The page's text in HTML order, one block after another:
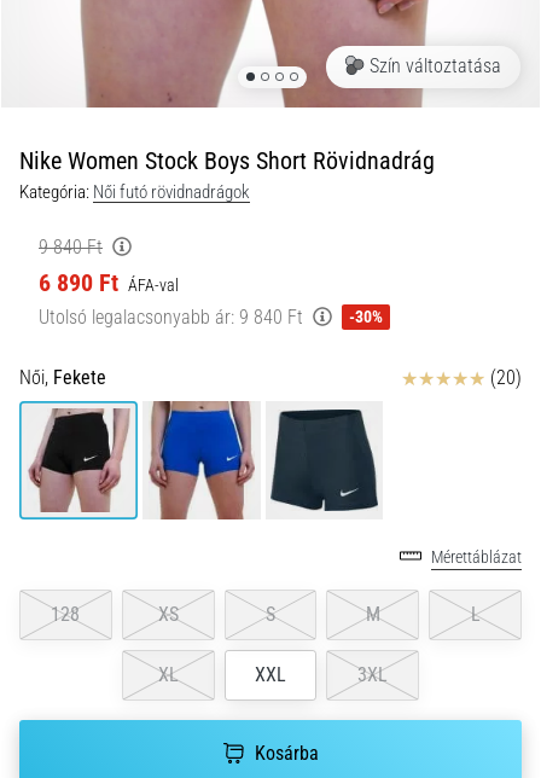
hogyan
végrehajtani
A
gyakorlatban
ingafutás
sebességet,
és
az
irányváltási
képességet
teszteli.
Hogyan
2026.08.06.
•
11 perces olvasási idő
Szín változtatása
Nike Women Stock Boys Short Rövidnadrág
Kategória: Női futó rövidnadrágok
9 840 Ft
6 890 Ft ÁFA-val
Utolsó legalacsonyabb ár: 9 840 Ft -30%
Női, Fekete Értékelés (20)
Mérettáblázat
128 XS S M L
XL XXL 3XL
Kosárba